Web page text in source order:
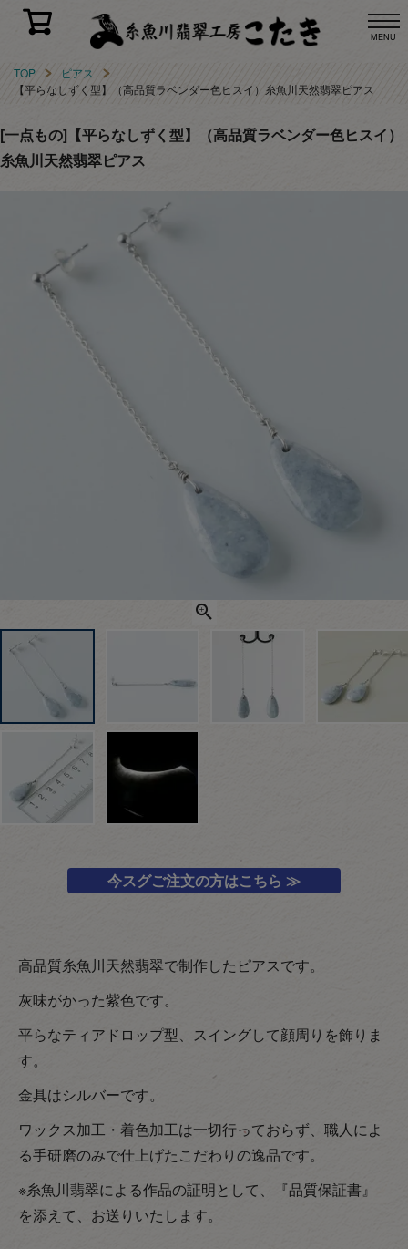
MENU
TOP
ピアス
【平らなしずく型】（高品質ラベンダー色ヒスイ）糸魚川天然翡翠ピアス
[一点もの]【平らなしずく型】（高品質ラベンダー色ヒスイ）
糸魚川天然翡翠ピアス
今スグご注文の方はこちら ≫
高品質糸魚川天然翡翠で制作したピアスです。
灰味がかった紫色です。
平らなティアドロップ型、スイングして顔周りを飾りま
す。
金具はシルバーです。
ワックス加工・着色加工は一切行っておらず、職人によ
る手研磨のみで仕上げたこだわりの逸品です。
※糸魚川翡翠による作品の証明として、『品質保証書』
を添えて、お送りいたします。